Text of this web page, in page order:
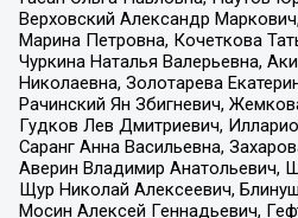
Верховский Александр
Марина Петровна, Кочеткова
Чуркина Наталья Валерьевна,
Николаевна, Золотарева
Рачинский Ян Збигневич,
Гудков Лев Дмитриевич,
Саранг Анна Васильевна,
Аверин Владимир Анатольевич,
Щур Николай Алексеевич,
Мосин Алексей Геннадьевич,